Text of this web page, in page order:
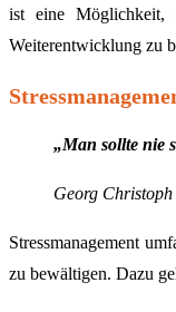
ist eine Möglichkeit,
Weiterentwicklung zu
„Man sollte nie
Georg
Stressmanagement
zu bewältigen. Dazu